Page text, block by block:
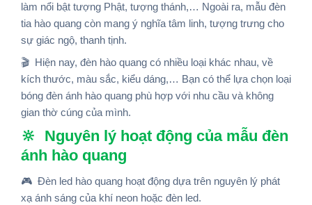
làm nổi bật tượng Phật, tượng thánh,… Ngoài ra, mẫu đèn
tia hào quang còn mang ý nghĩa tâm linh, tượng trưng cho
sự giác ngộ, thanh tịnh.
🎬 Hiện nay, đèn hào quang có nhiều loại khác nhau, về
kích thước, màu sắc, kiểu dáng,… Bạn có thể lựa chọn loại
bóng đèn ánh hào quang phù hợp với nhu cầu và không
gian thờ cúng của mình.
🔆 Nguyên lý hoạt động của mẫu đèn
ánh hào quang
🎮 Đèn led hào quang hoạt động dựa trên nguyên lý phát
xạ ánh sáng của khí neon hoặc đèn led.